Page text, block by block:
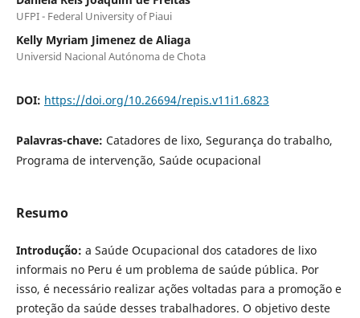
UFPI - Federal University of Piaui
Kelly Myriam Jimenez de Aliaga
Universid Nacional Autónoma de Chota
DOI: https://doi.org/10.26694/repis.v11i1.6823
Palavras-chave: Catadores de lixo, Segurança do trabalho,
Programa de intervenção, Saúde ocupacional
Resumo
Introdução: a Saúde Ocupacional dos catadores de lixo
informais no Peru é um problema de saúde pública. Por
isso, é necessário realizar ações voltadas para a promoção e
proteção da saúde desses trabalhadores. O objetivo deste